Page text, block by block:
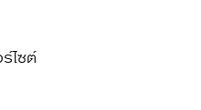
ไซต์